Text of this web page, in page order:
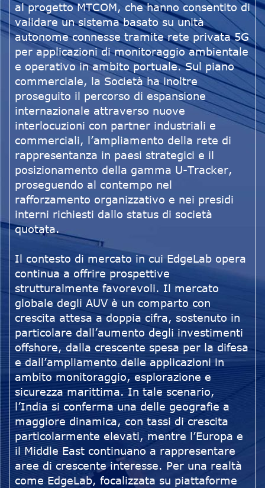
al progetto MTCOM, che hanno consentito di
validare un sistema basato su unità
autonome connesse tramite rete privata 5G
per applicazioni di monitoraggio ambientale
e operativo in ambito portuale. Sul piano
commerciale, la Società ha inoltre
proseguito il percorso di espansione
internazionale attraverso nuove
interlocuzioni con partner industriali e
commerciali, l’ampliamento della rete di
rappresentanza in paesi strategici e il
posizionamento della gamma U-Tracker,
proseguendo al contempo nel
rafforzamento organizzativo e nei presidi
interni richiesti dallo status di società
quotata.
Il contesto di mercato in cui EdgeLab opera
continua a offrire prospettive
strutturalmente favorevoli. Il mercato
globale degli AUV è un comparto con
crescita attesa a doppia cifra, sostenuto in
particolare dall’aumento degli investimenti
offshore, dalla crescente spesa per la difesa
e dall’ampliamento delle applicazioni in
ambito monitoraggio, esplorazione e
sicurezza marittima. In tale scenario,
l’India si conferma una delle geografie a
maggiore dinamica, con tassi di crescita
particolarmente elevati, mentre l’Europa e
il Middle East continuano a rappresentare
aree di crescente interesse. Per una realtà
come EdgeLab, focalizzata su piattaforme